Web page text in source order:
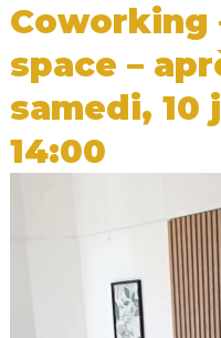
Coworking
space –
samedi, 10
14:00